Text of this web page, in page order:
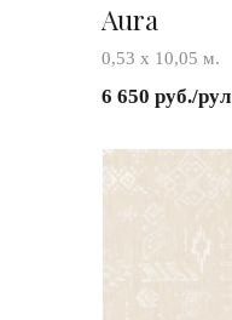
Aura
0,53 х 10,05 м.
6 650 руб./рул